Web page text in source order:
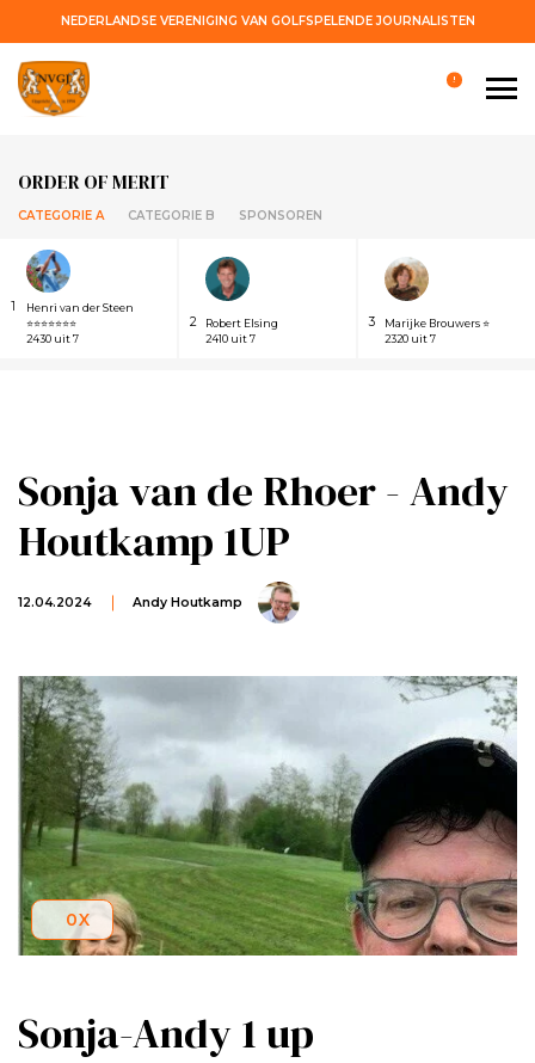
NEDERLANDSE VERENIGING VAN GOLFSPELENDE JOURNALISTEN
ORDER OF MERIT
CATEGORIE A CATEGORIE B SPONSOREN
1
Henri van der Steen
⭐⭐⭐⭐⭐⭐⭐
2430 uit 7
2
Robert Elsing
2410 uit 7
3
Marijke Brouwers ⭐
2320 uit 7
!
Sonja van de Rhoer - Andy
Houtkamp 1UP
12.04.2024 Andy Houtkamp
0X
Sonja-Andy 1 up